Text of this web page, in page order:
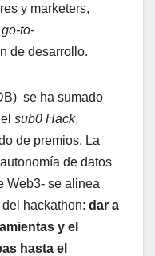
y marketers,
go-to-
de desarrollo.
se ha sumado
sub0 Hack,
de premios. La
de datos
Web3- se alinea
hackathon: dar a
y el
hasta el